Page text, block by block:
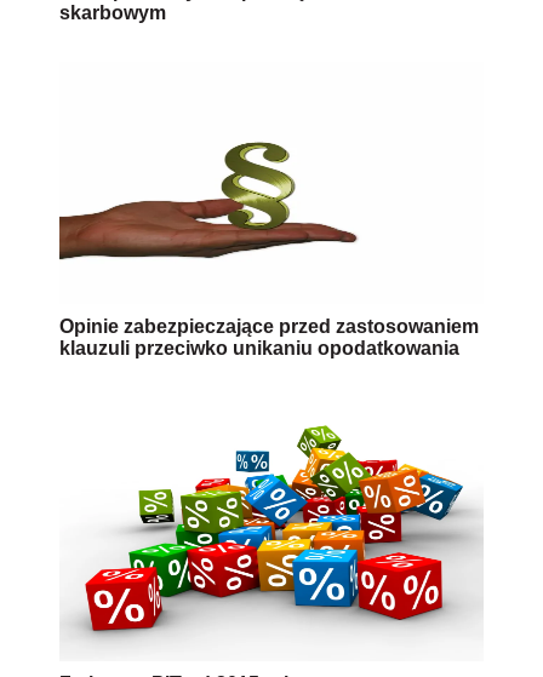
skarbowym
Opinie zabezpieczające przed zastosowaniem
klauzuli przeciwko unikaniu opodatkowania